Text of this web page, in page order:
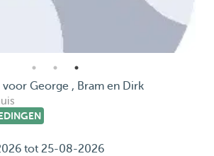
voor George , Bram en Dirk
tot 25-08-2026